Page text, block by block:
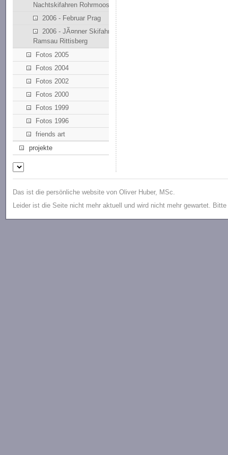
Nachtskifahren Rohrmoos
2006 - Februar Prag
2006 - JÃ¤nner Skifahren
Ramsau Rittisberg
Fotos 2005
Fotos 2004
Fotos 2002
Fotos 2000
Fotos 1999
Fotos 1996
friends art
projekte
Das ist die persönliche website von Oliver Huber, MSc.
Leider ist die Seite nicht mehr aktuell und wird nicht mehr gewartet.